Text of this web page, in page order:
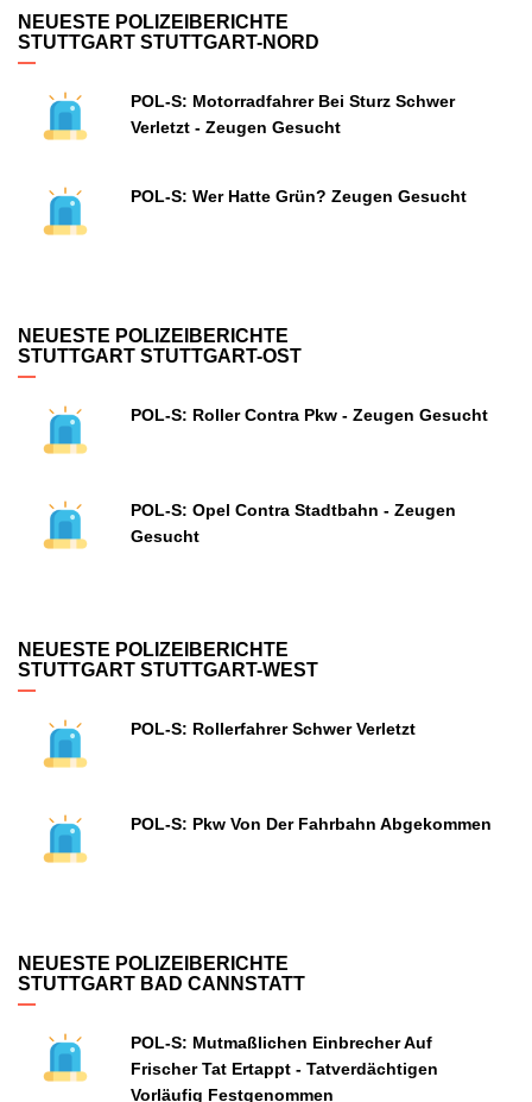
NEUESTE POLIZEIBERICHTE
STUTTGART STUTTGART-NORD
POL-S: Motorradfahrer Bei Sturz Schwer
Verletzt - Zeugen Gesucht
POL-S: Wer Hatte Grün? Zeugen Gesucht
NEUESTE POLIZEIBERICHTE
STUTTGART STUTTGART-OST
POL-S: Roller Contra Pkw - Zeugen Gesucht
POL-S: Opel Contra Stadtbahn - Zeugen
Gesucht
NEUESTE POLIZEIBERICHTE
STUTTGART STUTTGART-WEST
POL-S: Rollerfahrer Schwer Verletzt
POL-S: Pkw Von Der Fahrbahn Abgekommen
NEUESTE POLIZEIBERICHTE
STUTTGART BAD CANNSTATT
POL-S: Mutmaßlichen Einbrecher Auf
Frischer Tat Ertappt - Tatverdächtigen
Vorläufig Festgenommen